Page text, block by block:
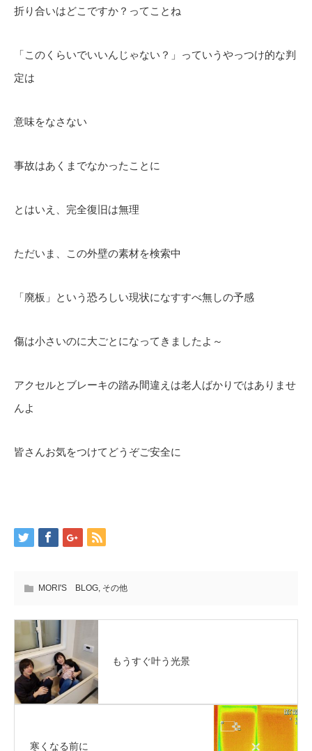
折り合いはどこですか？ってことね
「このくらいでいいんじゃない？」っていうやっつけ的な判
定は
意味をなさない
事故はあくまでなかったことに
とはいえ、完全復旧は無理
ただいま、この外壁の素材を検索中
「廃板」という恐ろしい現状になすすべ無しの予感
傷は小さいのに大ごとになってきましたよ～
アクセルとブレーキの踏み間違えは老人ばかりではありませ
んよ
皆さんお気をつけてどうぞご安全に
MORI'S BLOG, その他
もうすぐ叶う光景
寒くなる前に